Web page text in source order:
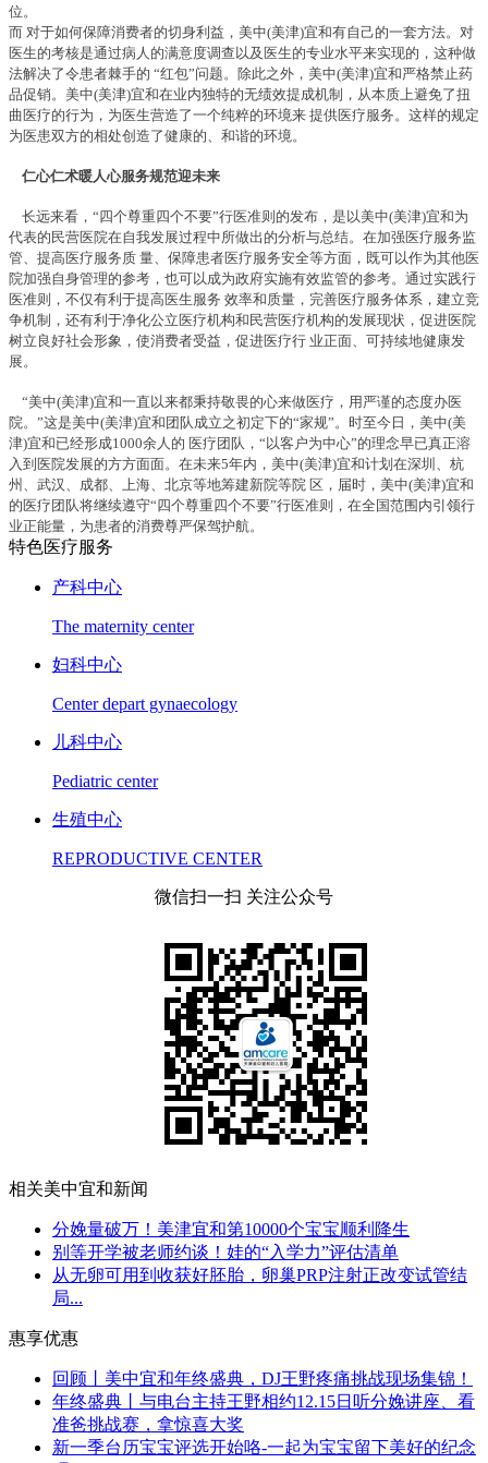
位。
而 对于如何保障消费者的切身利益，美中(美津)宜和有自己的一套方法。对
医生的考核是通过病人的满意度调查以及医生的专业水平来实现的，这种做
法解决了令患者棘手的 “红包”问题。除此之外，美中(美津)宜和严格禁止药
品促销。美中(美津)宜和在业内独特的无绩效提成机制，从本质上避免了扭
曲医疗的行为，为医生营造了一个纯粹的环境来 提供医疗服务。这样的规定
为医患双方的相处创造了健康的、和谐的环境。
仁心仁术暖人心服务规范迎未来
长远来看，“四个尊重四个不要”行医准则的发布，是以美中(美津)宜和为
代表的民营医院在自我发展过程中所做出的分析与总结。在加强医疗服务监
管、提高医疗服务质 量、保障患者医疗服务安全等方面，既可以作为其他医
院加强自身管理的参考，也可以成为政府实施有效监管的参考。通过实践行
医准则，不仅有利于提高医生服务 效率和质量，完善医疗服务体系，建立竞
争机制，还有利于净化公立医疗机构和民营医疗机构的发展现状，促进医院
树立良好社会形象，使消费者受益，促进医疗行 业正面、可持续地健康发
展。
“美中(美津)宜和一直以来都秉持敬畏的心来做医疗，用严谨的态度办医
院。”这是美中(美津)宜和团队成立之初定下的“家规”。时至今日，美中(美
津)宜和已经形成1000余人的 医疗团队，“以客户为中心”的理念早已真正溶
入到医院发展的方方面面。在未来5年内，美中(美津)宜和计划在深圳、杭
州、武汉、成都、上海、北京等地筹建新院等院 区，届时，美中(美津)宜和
的医疗团队将继续遵守“四个尊重四个不要”行医准则，在全国范围内引领行
业正能量，为患者的消费尊严保驾护航。
特色医疗服务
产科中心
The maternity center
妇科中心
Center depart gynaecology
儿科中心
Pediatric center
生殖中心
REPRODUCTIVE CENTER
微信扫一扫 关注公众号
相关美中宜和新闻
分娩量破万！美津宜和第10000个宝宝顺利降生
别等开学被老师约谈！娃的“入学力”评估清单
从无卵可用到收获好胚胎，卵巢PRP注射正改变试管结
局...
惠享优惠
回顾丨美中宜和年终盛典，DJ王野疼痛挑战现场集锦！
年终盛典丨与电台主持王野相约12.15日听分娩讲座、看
准爸挑战赛，拿惊喜大奖
新一季台历宝宝评选开始咯-一起为宝宝留下美好的纪念